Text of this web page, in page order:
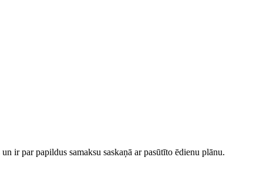
ir par papildus samaksu saskaņā ar pasūtīto ēdienu plānu.